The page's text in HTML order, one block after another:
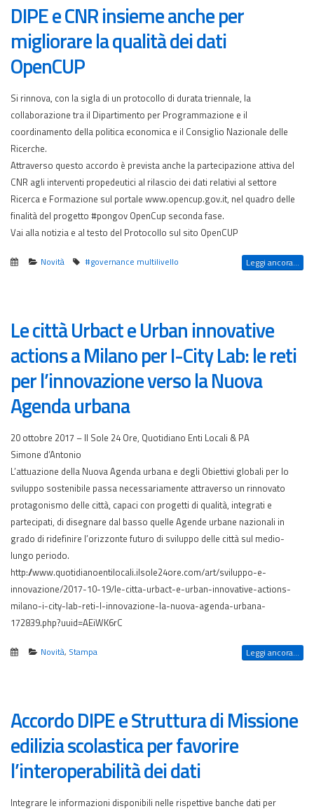
DIPE e CNR insieme anche per
migliorare la qualità dei dati
OpenCUP
Si rinnova, con la sigla di un protocollo di durata triennale, la
collaborazione tra il Dipartimento per Programmazione e il
coordinamento della politica economica e il Consiglio Nazionale delle
Ricerche.
Attraverso questo accordo è prevista anche la partecipazione attiva del
CNR agli interventi propedeutici al rilascio dei dati relativi al settore
Ricerca e Formazione sul portale www.opencup.gov.it, nel quadro delle
finalità del progetto #pongov OpenCup seconda fase.
Vai alla notizia e al testo del Protocollo sul sito OpenCUP
Novità #governance multilivello Leggi ancora...
Le città Urbact e Urban innovative
actions a Milano per I-City Lab: le reti
per l’innovazione verso la Nuova
Agenda urbana
20 ottobre 2017 – Il Sole 24 Ore, Quotidiano Enti Locali & PA
Simone d’Antonio
L’attuazione della Nuova Agenda urbana e degli Obiettivi globali per lo
sviluppo sostenibile passa necessariamente attraverso un rinnovato
protagonismo delle città, capaci con progetti di qualità, integrati e
partecipati, di disegnare dal basso quelle Agende urbane nazionali in
grado di ridefinire l’orizzonte futuro di sviluppo delle città sul medio-
lungo periodo.
http://www.quotidianoentilocali.ilsole24ore.com/art/sviluppo-e-
innovazione/2017-10-19/le-citta-urbact-e-urban-innovative-actions-
milano-i-city-lab-reti-l-innovazione-la-nuova-agenda-urbana-
172839.php?uuid=AEiWK6rC
Novità, Stampa Leggi ancora...
Accordo DIPE e Struttura di Missione
edilizia scolastica per favorire
l’interoperabilità dei dati
Integrare le informazioni disponibili nelle rispettive banche dati per